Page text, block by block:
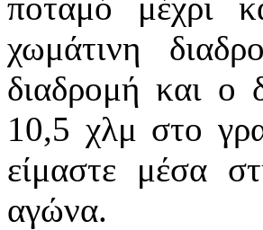
χωμάτινη
διαδρομή και ο
10,5 χλμ στο
είμαστε μέσα
αγώνα.